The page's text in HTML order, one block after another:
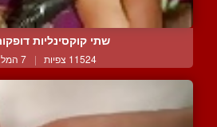
שתי קוקסינליות
11524 צפיות | 7 המלצות